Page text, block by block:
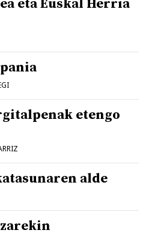
eta Euskal Herria
etengo
alde